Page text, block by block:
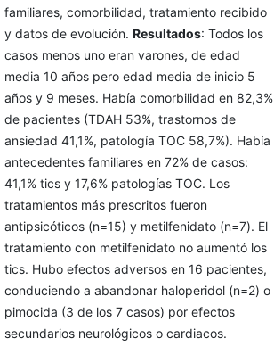
familiares, comorbilidad, tratamiento recibido
y datos de evolución. Resultados: Todos los
casos menos uno eran varones, de edad
media 10 años pero edad media de inicio 5
años y 9 meses. Había comorbilidad en 82,3%
de pacientes (TDAH 53%, trastornos de
ansiedad 41,1%, patología TOC 58,7%). Había
antecedentes familiares en 72% de casos:
41,1% tics y 17,6% patologías TOC. Los
tratamientos más prescritos fueron
antipsicóticos (n=15) y metilfenidato (n=7). El
tratamiento con metilfenidato no aumentó los
tics. Hubo efectos adversos en 16 pacientes,
conduciendo a abandonar haloperidol (n=2) o
pimocida (3 de los 7 casos) por efectos
secundarios neurológicos o cardiacos.